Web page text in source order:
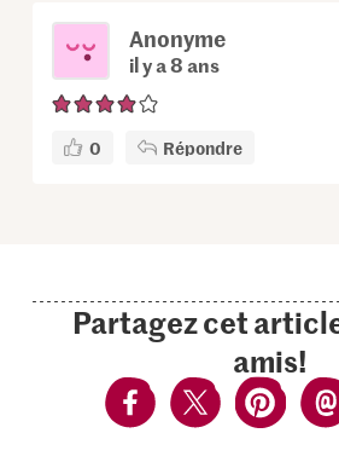
Anonyme
il y a 8 ans
0 Répondre
Partagez cet
amis!